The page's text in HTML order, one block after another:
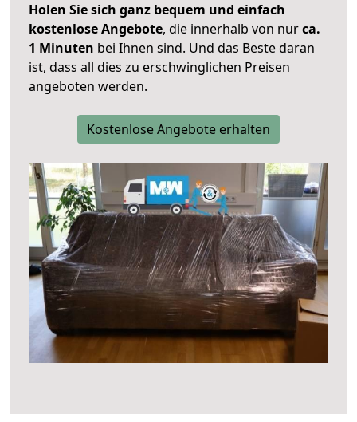
Holen Sie sich ganz bequem und einfach
kostenlose Angebote, die innerhalb von nurca.
1 Minuten bei Ihnen sind. Und das Beste daran
ist, dass all dies zu erschwinglichen Preisen
angeboten werden.
Kostenlose Angebote erhalten